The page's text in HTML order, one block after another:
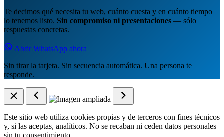
Te decimos qué necesita tu web, cuánto cuesta y en cuánto tiempo
lo tenemos listo. Sin compromiso ni presentaciones — sólo
respuestas concretas.
Abrir WhatsApp ahora
Sin tirar la tarjeta. Sin secuencia automática. Una persona te
responde.
Este sitio web utiliza cookies propias y de terceros con fines técnicos
y, si las aceptas, analíticos. No se recaban ni ceden datos personales